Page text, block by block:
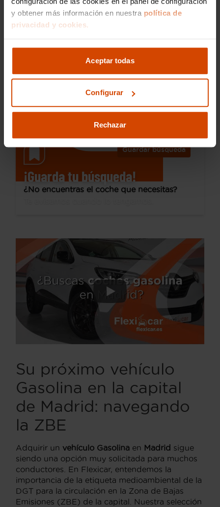
y obtener más información en nuestra política de
privacidad y cookies.
Aceptar todas
Configurar
Rechazar
Desde 202 € /mes*
Hyundai Kona
1.0 TGDI Essence 4X2
2020
73.518 km
Manual
Madrid - Av. Andalucía
Guardar búsqueda
¡Guarda tu búsqueda!
¿No encuentras el coche que necesitas?
Su próximo vehículo
Gasolina en la capital
de Madrid: navegando
la ZBE
Adquirir un vehículo Gasolina en Madrid sigue
siendo una opción muy solicitada para muchos
conductores. En Flexicar, entendemos la
importancia de la etiqueta medioambiental de la
DGT para la circulación en la Zona de Bajas
Emisiones (ZBE) de la capital. Nuestra selección